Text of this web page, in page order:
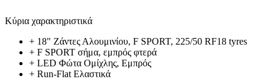
Κύρια χαρακτηριστικά
+ 18" Ζάντες Αλουμινίου, F SPORT, 225/50 RF18 tyres
+ F SPORT σήμα, εμπρός φτερά
+ LED Φώτα Ομίχλης, Εμπρός
+ Run-Flat Ελαστικά